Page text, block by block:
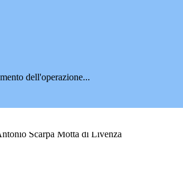
dell'operazione...